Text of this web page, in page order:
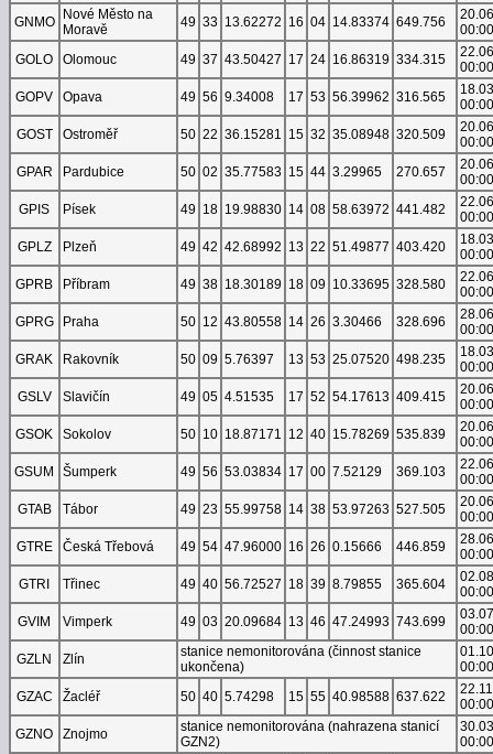
GNMO
Nové Město na
Moravě
49 33 13.62272 16 04 14.83374 649.756
00:00
GOLO
Olomouc 49 37 43.50427 17 24 16.86319 334.315
00:00
GOPV
Opava 49 56 9.34008 17 53 56.39962 316.565
00:00
GOST
Ostroměř 50 22 36.15281 15 32 35.08948 320.509
00:00
GPAR
Pardubice 50 02 35.77583 15 44 3.29965 270.657
00:00
GPIS
Písek 49 18 19.98830 14 08 58.63972 441.482
00:00
GPLZ
Plzeň 49 42 42.68992 13 22 51.49877 403.420
00:00
GPRB
Příbram 49 38 18.30189 18 09 10.33695 328.580
00:00
GPRG
Praha 50 12 43.80558 14 26 3.30466 328.696
00:00
GRAK
Rakovník 50 09 5.76397 13 53 25.07520 498.235
00:00
GSLV
Slavičín 49 05 4.51535 17 52 54.17613 409.415
00:00
GSOK
Sokolov 50 10 18.87171 12 40 15.78269 535.839
00:00
GSUM
Šumperk 49 56 53.03834 17 00 7.52129 369.103
00:00
GTAB
Tábor 49 23 55.99758 14 38 53.97263 527.505
00:00
GTRE
Česká Třebová 49 54 47.96000 16 26 0.15666 446.859
00:00
GTRI
Třinec 49 40 56.72527 18 39 8.79855 365.604
00:00
GVIM
Vimperk 49 03 20.09684 13 46 47.24993 743.699
00:00
GZLN
Zlín
stanice nemonitorována (činnost stanice
ukončena)
00:00
GZAC
Žacléř 50 40 5.74298 15 55 40.98588 637.622
00:00
GZNO
Znojmo
stanice nemonitorována (nahrazena stanicí
GZN2)
00:00